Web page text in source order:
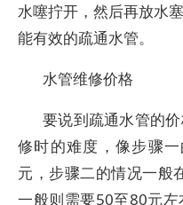
水噻拧开，然后再放水
能有效的疏通水管。
水管维修价格
要说到疏通水管的
修时的难度，像步骤
元，步骤二的情况一般
一般则需要50至80元